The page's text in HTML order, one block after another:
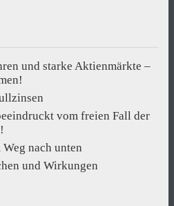
und starke Aktienmärkte –
vom freien Fall der
nach unten
und Wirkungen